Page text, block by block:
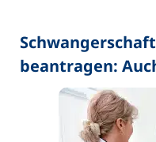
beantragen: